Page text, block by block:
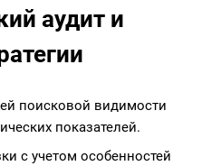
аудит и
поисковой видимости
показателей.
с учетом особенностей